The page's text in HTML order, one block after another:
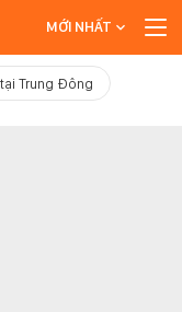
MỚI NHẤT
Trung Đông